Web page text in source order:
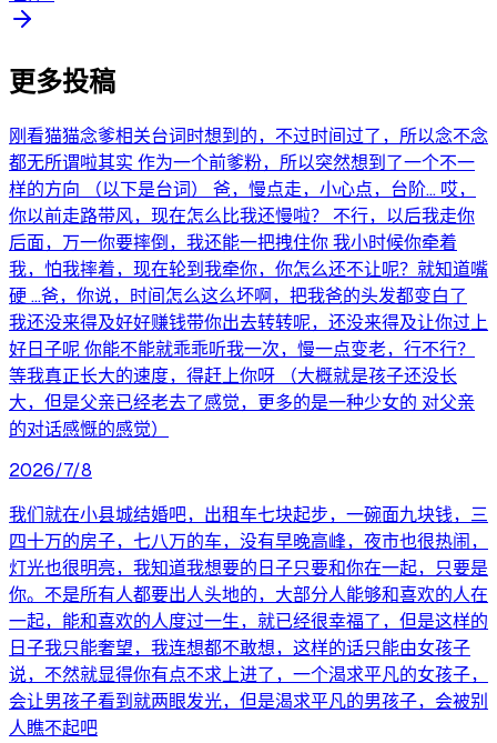
更多投稿
刚看猫猫念爹相关台词时想到的，不过时间过了，所以念不念
都无所谓啦其实 作为一个前爹粉，所以突然想到了一个不一
样的方向 （以下是台词） 爸，慢点走，小心点，台阶... 哎，
你以前走路带风，现在怎么比我还慢啦？ 不行，以后我走你
后面，万一你要摔倒，我还能一把拽住你 我小时候你牵着
我，怕我摔着，现在轮到我牵你，你怎么还不让呢？就知道嘴
硬 ...爸，你说，时间怎么这么坏啊，把我爸的头发都变白了
我还没来得及好好赚钱带你出去转转呢，还没来得及让你过上
好日子呢 你能不能就乖乖听我一次，慢一点变老，行不行？
等我真正长大的速度，得赶上你呀 （大概就是孩子还没长
大，但是父亲已经老去了感觉，更多的是一种少女的 对父亲
的对话感慨的感觉）
2026/7/8
我们就在小县城结婚吧，出租车七块起步，一碗面九块钱，三
四十万的房子，七八万的车，没有早晚高峰，夜市也很热闹，
灯光也很明亮，我知道我想要的日子只要和你在一起，只要是
你。不是所有人都要出人头地的，大部分人能够和喜欢的人在
一起，能和喜欢的人度过一生，就已经很幸福了，但是这样的
日子我只能奢望，我连想都不敢想，这样的话只能由女孩子
说，不然就显得你有点不求上进了，一个渴求平凡的女孩子，
会让男孩子看到就两眼发光，但是渴求平凡的男孩子，会被别
人瞧不起吧